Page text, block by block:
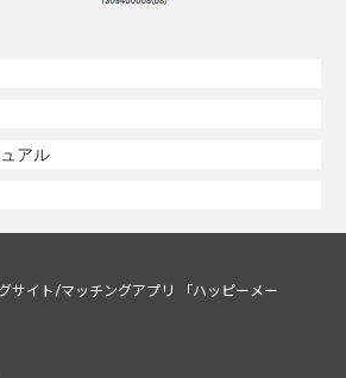
アル
サイト/マッチングアプリ 「ハッピーメー